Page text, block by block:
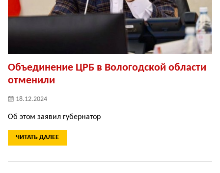
Объединение ЦРБ в Вологодской области
отменили
18.12.2024
Об этом заявил губернатор
ЧИТАТЬ ДАЛЕЕ